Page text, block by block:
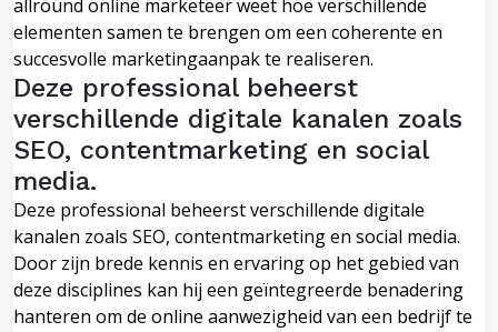
allround online marketeer weet hoe verschillende
elementen samen te brengen om een coherente en
succesvolle marketingaanpak te realiseren.
Deze professional beheerst
verschillende digitale kanalen zoals
SEO, contentmarketing en social
media.
Deze professional beheerst verschillende digitale
kanalen zoals SEO, contentmarketing en social media.
Door zijn brede kennis en ervaring op het gebied van
deze disciplines kan hij een geïntegreerde benadering
hanteren om de online aanwezigheid van een bedrijf te